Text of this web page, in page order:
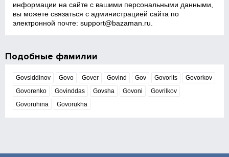
информации на сайте с вашими персональными данными,
вы можете связаться с администрацией сайта по
электронной почте:support@bazaman.ru
Подобные фамилии
Govsiddinov Govo Gover Govind Gov Govorits
Govorkov
Govorenko
Govinddas Govsha Govoni
Govrilkov
Govoruhina
Govorukha